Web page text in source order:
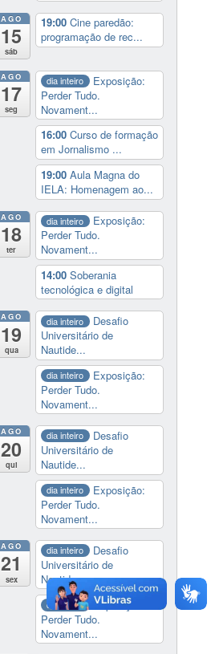
AGO
15
sáb
19:00 Cine paredão:
programação de rec...
AGO
17
seg
dia inteiro
Exposição:
Perder Tudo.
Novament...
16:00 Curso de formação
em Jornalismo ...
19:00 Aula Magna do
IELA: Homenagem ao...
AGO
18
ter
dia inteiro
Exposição:
Perder Tudo.
Novament...
14:00 Soberania
tecnológica e digital
AGO
19
qua
dia inteiro
Desafio
Universitário de
Nautide...
dia inteiro
Exposição:
Perder Tudo.
Novament...
AGO
20
qui
dia inteiro
Desafio
Universitário de
Nautide...
dia inteiro
Exposição:
Perder Tudo.
Novament...
AGO
21
sex
dia inteiro
Desafio
Universitário de
Nautide...
dia inteiro
Exposição:
Perder Tudo.
Novament...